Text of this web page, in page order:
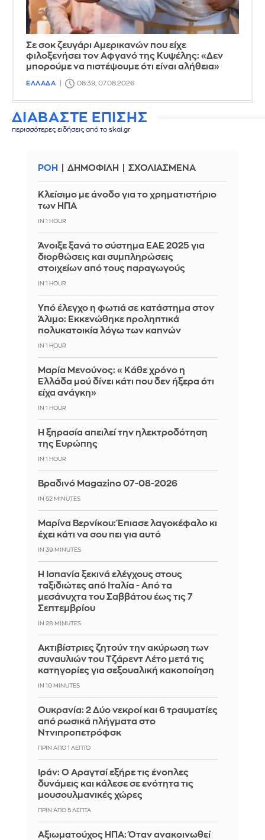
Σε σοκ ζευγάρι Αμερικανών που είχε
φιλοξενήσει τον Αφγανό της Κυψέλης: «Δεν
μπορούμε να πιστέψουμε ότι είναι αλήθεια»
ΕΛΛΑΔΑ 08:39, 07.08.2026
ΔΙΑΒΑΣΤΕ ΕΠΙΣΗΣ
περισσότερες ειδήσεις από το skai.gr
ΡΟΗ ΔΗΜΟΦΙΛΗ ΣΧΟΛΙΑΣΜΕΝΑ
Κλείσιμο με άνοδο για το χρηματιστήριο
των ΗΠΑ
IN 1 HOUR
Άνοιξε ξανά το σύστημα ΕΑΕ 2025 για
διορθώσεις και συμπληρώσεις
στοιχείων από τους παραγωγούς
IN 1 HOUR
Yπό έλεγχο η φωτιά σε κατάστημα στον
Άλιμο: Εκκενώθηκε προληπτικά
πολυκατοικία λόγω των καπνών
IN 1 HOUR
Μαρία Μενούνος: «Κάθε χρόνο η
Ελλάδα μού δίνει κάτι που δεν ήξερα ότι
είχα ανάγκη»
IN 1 HOUR
Η ξηρασία απειλεί την ηλεκτροδότηση
της Ευρώπης
IN 1 HOUR
Βραδινό Magazino 07-08-2026
IN 52 MINUTES
Μαρίνα Βερνίκου: Έπιασε λαγοκέφαλο κι
έχει κάτι να σου πει για αυτό
IN 39 MINUTES
Η Ισπανία ξεκινά ελέγχους στους
ταξιδιώτες από Ιταλία - Από τα
μεσάνυχτα του Σαββάτου έως τις 7
Σεπτεμβρίου
IN 28 MINUTES
Ακτιβίστριες ζητούν την ακύρωση των
συναυλιών του Τζάρεντ Λέτο μετά τις
κατηγορίες για σεξουαλική κακοποίηση
IN 9 MINUTES
Ουκρανία: 2 Δύο νεκροί και 6 τραυματίες
από ρωσικά πλήγματα στο
Ντνιπροπετρόφσκ
ΠΡΙΝ ΑΠΌ 1 ΛΕΠΤΌ
Ιράν: Ο Αραγτσί εξήρε τις ένοπλες
δυνάμεις και κάλεσε σε ενότητα τις
μουσουλμανικές χώρες
ΠΡΙΝ ΑΠΌ 5 ΛΕΠΤΆ
Αξιωματούχος ΗΠΑ: Όταν ανακοινωθεί